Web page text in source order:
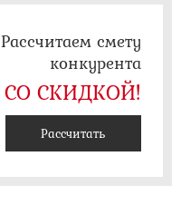
Рассчитаем смету
конкурента
СО СКИДКОЙ!
Рассчитать